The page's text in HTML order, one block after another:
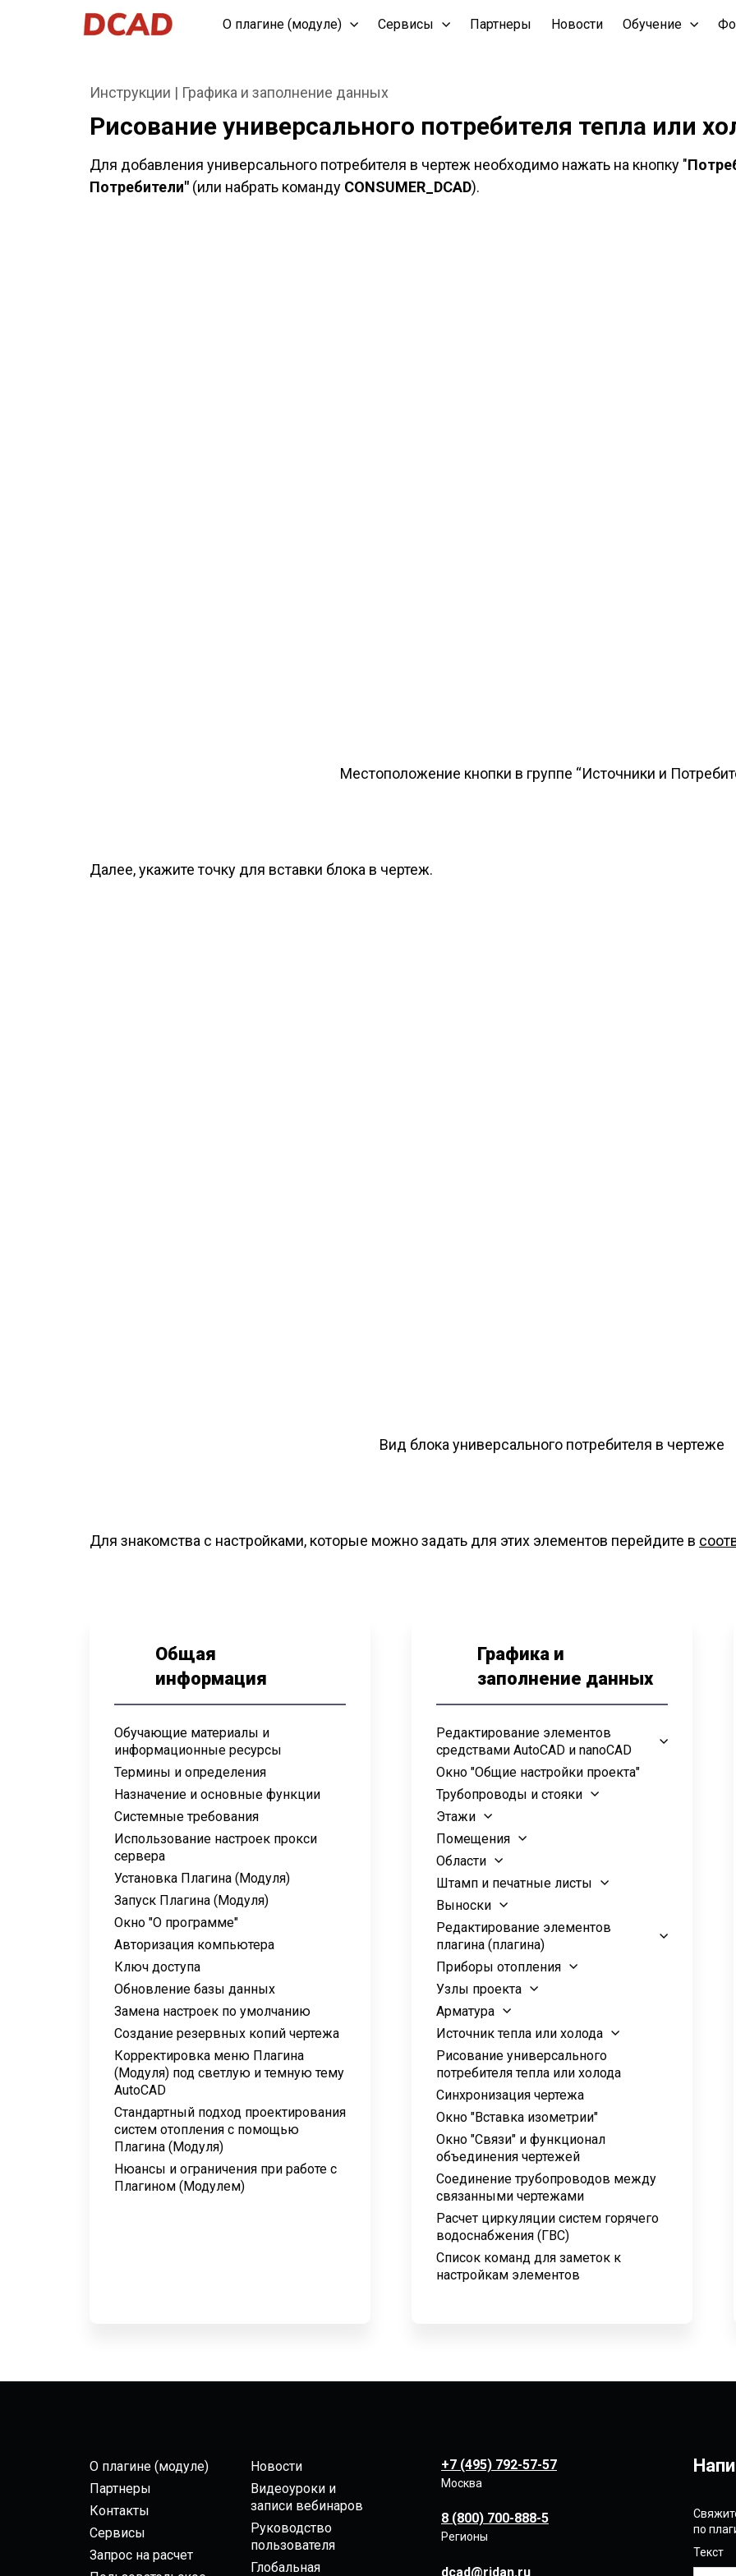
О плагине (модуле) Сервисы Партнеры Новости Обучение
Инструкции | Графика и заполнение данных
Рисование универсального потребителя тепла или
Для добавления универсального потребителя в чертеж необходимо нажать на кнопку "
Потребители" (или набрать команду CONSUMER DCAD).
Местоположение кнопки в группе “Источники и
Далее, укажите точку для вставки блока в чертеж.
Вид блока универсального потребителя в чертеже
Для знакомства с настройками, которые можно задать для этих элементов перейдите в
Общая
информация
Обучающие материалы и
информационные ресурсы
Термины и определения
Назначение и основные функции
Системные требования
Использование настроек прокси
сервера
Установка Плагина (Модуля)
Запуск Плагина (Модуля)
Окно "О программе"
Авторизация компьютера
Ключ доступа
Обновление базы данных
Замена настроек по умолчанию
Создание резервных копий чертежа
Корректировка меню Плагина
(Модуля) под светлую и темную тему
AutoCAD
Стандартный подход проектирования
систем отопления с помощью
Плагина (Модуля)
Нюансы и ограничения при работе с
Плагином (Модулем)
Графика и
заполнение данных
Редактирование элементов
средствами AutoCAD и nanoCAD
Окно "Общие настройки проекта"
Трубопроводы и стояки
Этажи
Помещения
Области
Штамп и печатные листы
Выноски
Редактирование элементов
плагина (плагина)
Приборы отопления
Узлы проекта
Арматура
Источник тепла или холода
Рисование универсального
потребителя тепла или холода
Синхронизация чертежа
Окно "Вставка изометрии"
Окно "Связи" и функционал
объединения чертежей
Соединение трубопроводов между
связанными чертежами
Расчет циркуляции систем горячего
водоснабжения (ГВС)
Список команд для заметок к
настройкам элементов
О плагине (модуле)
Партнеры
Контакты
Сервисы
Запрос на расчет
Новости
Видеоуроки и
записи вебинаров
Руководство
пользователя
Глобальная
+7 (495) 792-57-57
Москва
8 (800) 700-888-5
Регионы
dcad@ridan.ru
по
Текст